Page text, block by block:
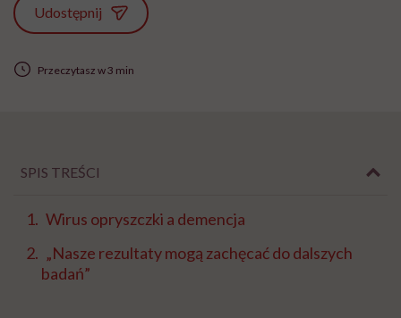
Udostępnij
Przeczytasz w 3 min
SPIS TREŚCI
Wirus opryszczki a demencja
„Nasze rezultaty mogą zachęcać do dalszych
badań”